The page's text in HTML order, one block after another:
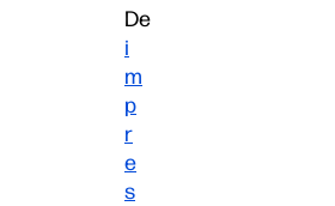
De
i
m
p
r
e
s